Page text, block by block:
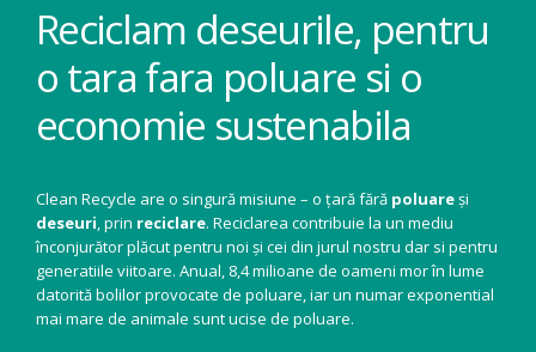
Reciclam deseurile, pentru
o tara fara poluare si o
economie sustenabila
Clean Recycle are o singură misiune – o țară fără poluareși
deseuri, prin reciclare. Reciclarea contribuie la un mediu
înconjurător plăcut pentru noi și cei din jurul nostru dar si pentru
generatiile viitoare. Anual, 8,4 milioane de oameni mor în lume
datorită bolilor provocate de poluare, iar un numar exponential
mai mare de animale sunt ucise de poluare.